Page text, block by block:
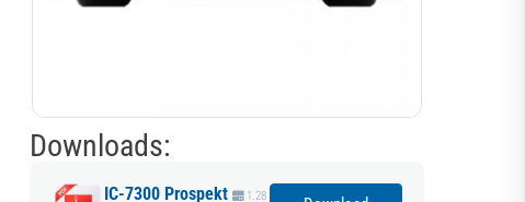
Downloads:
IC-7300 Prospekt
1.28